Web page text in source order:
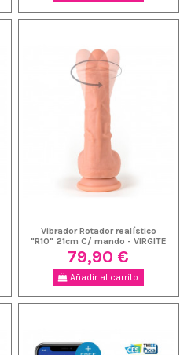
Vibrador Rotador realístico
"R10" 21cm C/ mando - VIRGITE
79,90 €
Añadir al carrito